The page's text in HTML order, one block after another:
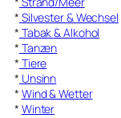
* Silvester & Wechsel
* Tabak & Alkohol
* Tanzen
* Tiere
* Unsinn
* Wind & Wetter
* Winter